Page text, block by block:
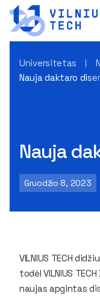
Universitetas
Nauja daktaro
Nauja
Gruodžio 8, 2023
VILNIUS TECH
todėl VILNIUS
naujas apgintas